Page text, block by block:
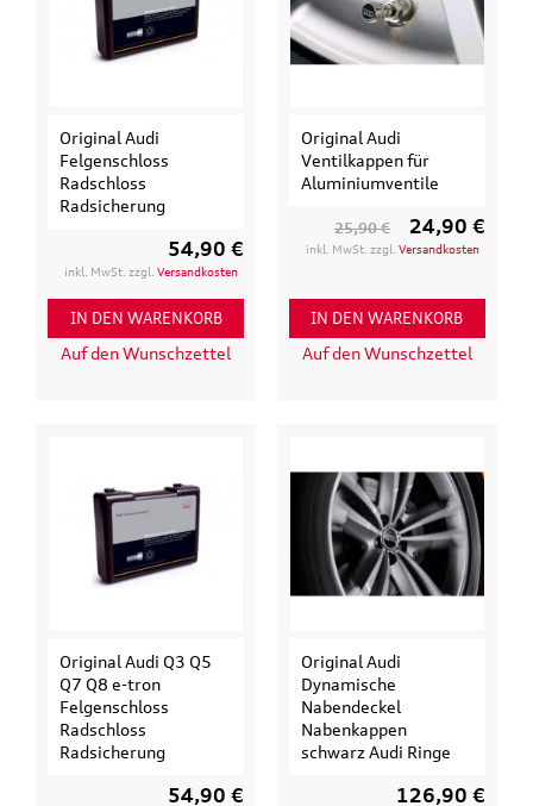
Original Audi
Felgenschloss
Radschloss
Radsicherung
54,90 €
inkl. MwSt. zzgl.Versandkosten
IN DEN WARENKORB
Auf den Wunschzettel
Original Audi
Ventilkappen für
Aluminiumventile
25,90 € 24,90 €
inkl. MwSt. zzgl. Versandkosten
IN DEN WARENKORB
Auf den Wunschzettel
Original Audi Q3 Q5
Q7 Q8 e-tron
Felgenschloss
Radschloss
Radsicherung
54,90 €
Original Audi
Dynamische
Nabendeckel
Nabenkappen
schwarz Audi Ringe
126,90 €